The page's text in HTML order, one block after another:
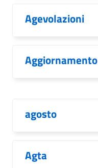
Agevolazioni
Aggiornamento
agosto
Agta